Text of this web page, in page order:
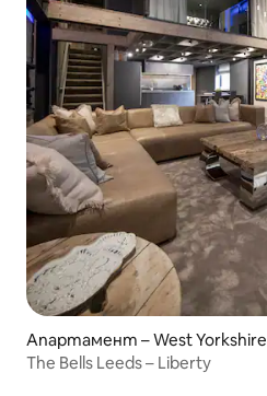
Апартамент – West Yorkshire
The Bells Leeds – Liberty